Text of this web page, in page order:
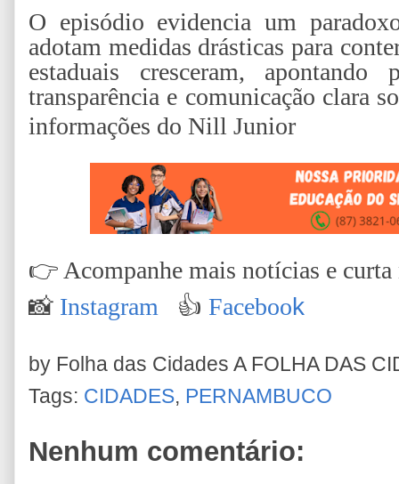
O episódio evidencia um
adotam medidas drásticas para
estaduais cresceram,
transparência e comunicação clara
informações do Nill Junior
👉 Acompanhe mais notícias e curta
📸 Instagram 👍 Facebook
by Folha das Cidades A FOLHA DAS
Tags: CIDADES, PERNAMBUCO
Nenhum comentário: